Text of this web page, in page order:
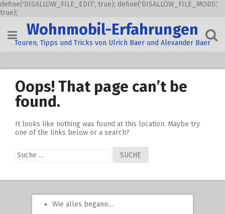
define('DISALLOW_FILE_EDIT', true); define('DISALLOW_FILE_MODS',
true);
content
Wohnmobil-Erfahrungen
Touren, Tipps und Tricks von Ulrich Baer und Alexander Baer
Oops! That page can’t be
found.
It looks like nothing was found at this location. Maybe try
one of the links below or a search?
Suche
nach:
Wie alles begann…